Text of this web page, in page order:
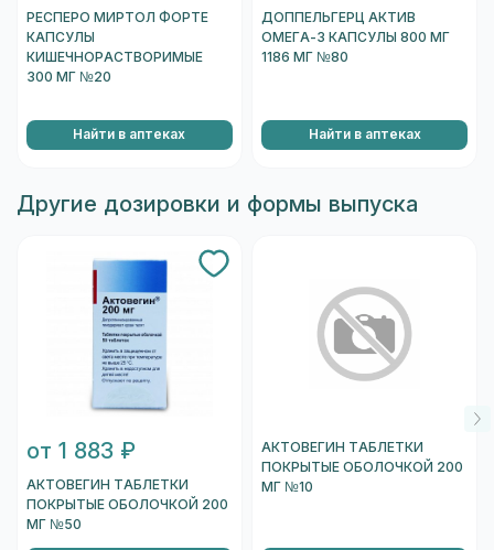
РЕСПЕРО МИРТОЛ ФОРТЕ
КАПСУЛЫ
КИШЕЧНОРАСТВОРИМЫЕ
300 МГ №20
Найти в аптеках
ДОППЕЛЬГЕРЦ АКТИВ
ОМЕГА-3 КАПСУЛЫ 800 МГ
1186 МГ №80
Найти в аптеках
Другие дозировки и формы выпуска
от 1 883 ₽
АКТОВЕГИН ТАБЛЕТКИ
ПОКРЫТЫЕ ОБОЛОЧКОЙ 200
МГ №50
АКТОВЕГИН ТАБЛЕТКИ
ПОКРЫТЫЕ ОБОЛОЧКОЙ 200
МГ №10